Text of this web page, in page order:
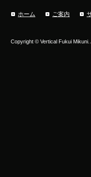
ホーム ご案内
Copyright © Vertical Fukui